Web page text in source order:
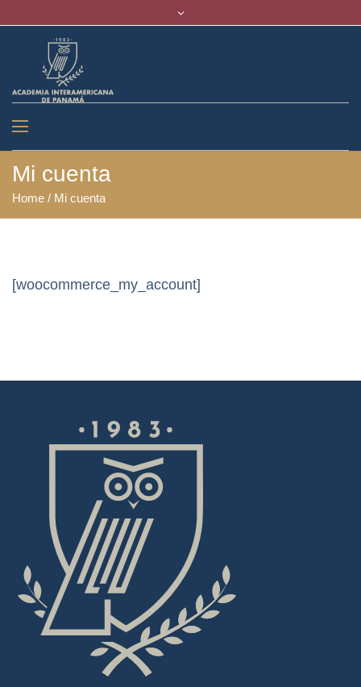
Mi cuenta
Home / Mi cuenta
[woocommerce_my_account]